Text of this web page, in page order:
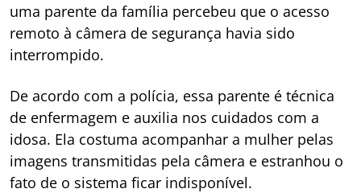
uma parente da família percebeu que o acesso
remoto à câmera de segurança havia sido
interrompido.
De acordo com a polícia, essa parente é técnica
de enfermagem e auxilia nos cuidados com a
idosa. Ela costuma acompanhar a mulher pelas
imagens transmitidas pela câmera e estranhou o
fato de o sistema ficar indisponível.